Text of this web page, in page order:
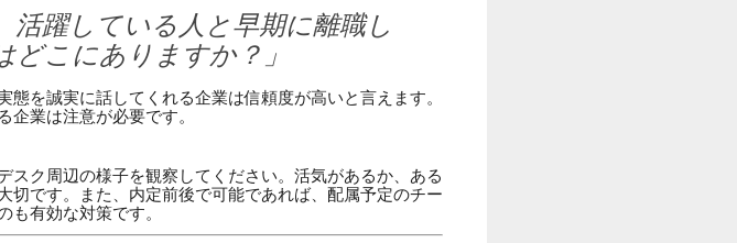
活躍している人と早期に離職し
どこにありますか？」
を誠実に話してくれる企業は信頼度が高いと言えます。
業は注意が必要です。
ク周辺の様子を観察してください。活気があるか、ある
です。また、内定前後で可能であれば、配属予定のチー
も有効な対策です。